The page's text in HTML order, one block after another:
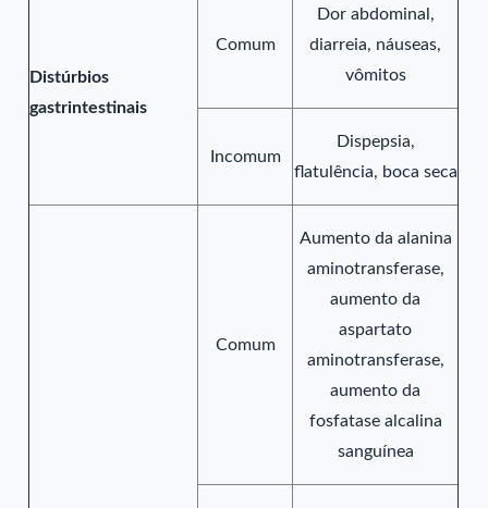
Distúrbios
gastrintestinais
Comum
Dor abdominal,
diarreia, náuseas,
vômitos
Incomum
Dispepsia,
flatulência, boca seca
Comum
Aumento da alanina
aminotransferase,
aumento da
aspartato
aminotransferase,
aumento da
fosfatase alcalina
sanguínea